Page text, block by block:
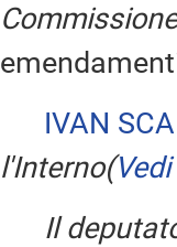
Commissione
IVAN
l'Interno(Vedi
Il